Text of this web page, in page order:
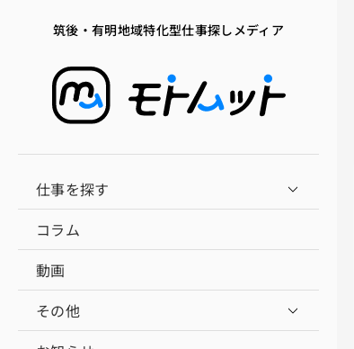
筑後・有明地域特化型仕事探しメディア
仕事を探す
コラム
動画
その他